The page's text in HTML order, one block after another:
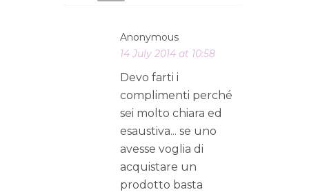
Anonymous
14 July 2014 at 10:58
Devo farti i
complimenti perché
sei molto chiara ed
esaustiva... se uno
avesse voglia di
acquistare un
prodotto basta